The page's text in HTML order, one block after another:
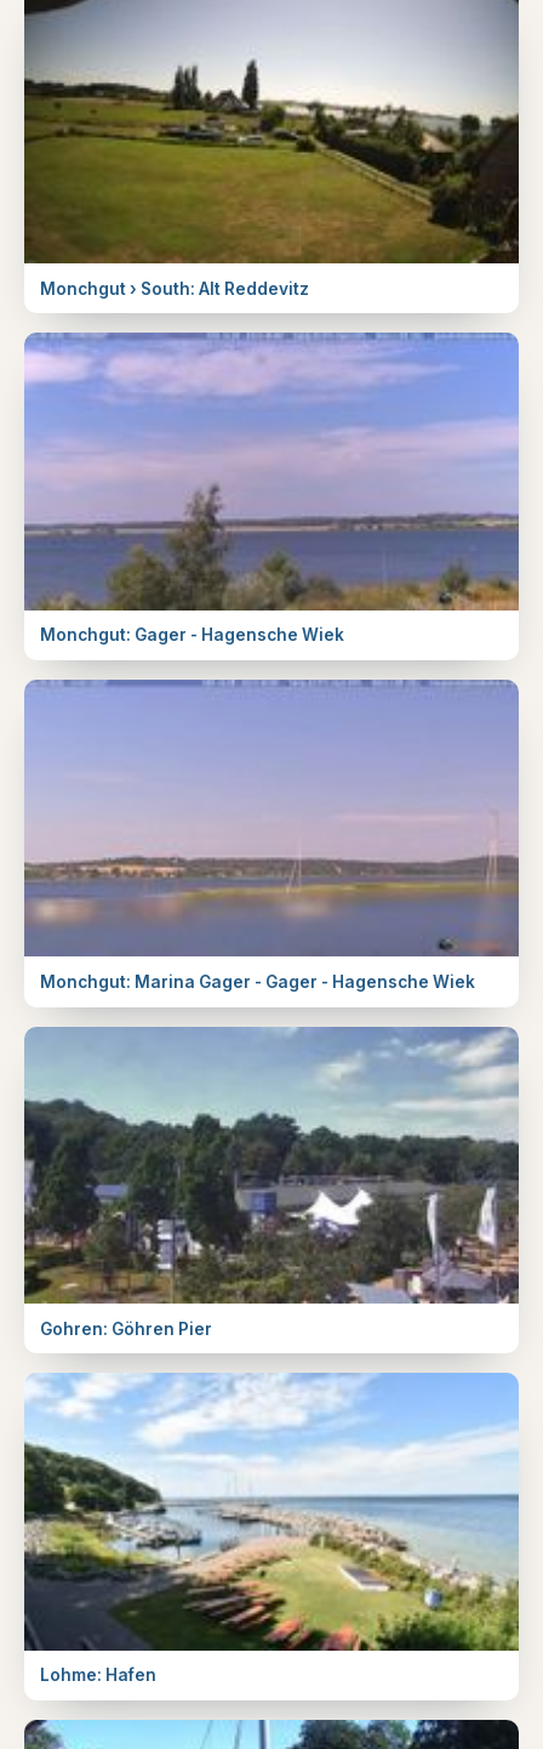
Monchgut › South: Alt Reddevitz
Monchgut: Gager - Hagensche Wiek
Monchgut: Marina Gager - Gager - Hagensche Wiek
Gohren: Göhren Pier
Lohme: Hafen